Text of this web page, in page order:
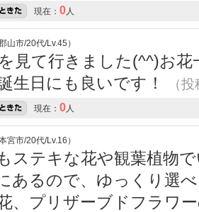
現在： 0人
山市/20代/Lv.45）
見て行きました(^^)お
生日にも良いです！
（
現在： 0人
宮市/20代/Lv.16）
ステキな花や観葉植物
あるので、ゆっくり選
、プリザーブドフラワ